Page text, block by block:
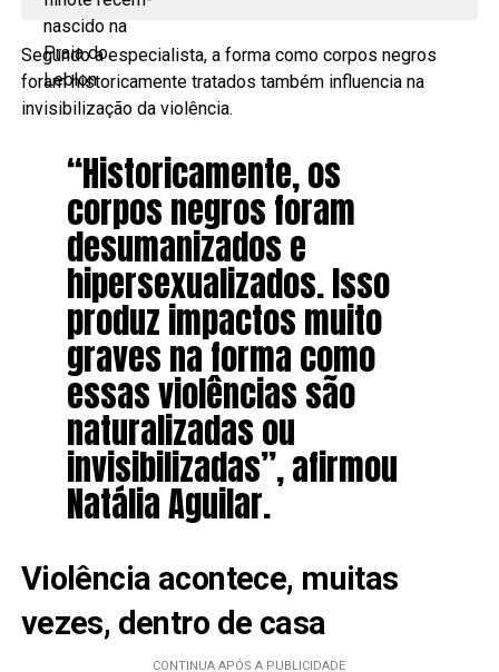
Segundo a especialista, a forma como corpos negros
foram historicamente tratados também influencia na
invisibilização da violência.
“Historicamente, os
corpos negros foram
desumanizados e
hipersexualizados. Isso
produz impactos muito
graves na forma como
essas violências são
naturalizadas ou
invisibilizadas”, afirmou
Natália Aguilar.
Violência acontece, muitas
vezes, dentro de casa